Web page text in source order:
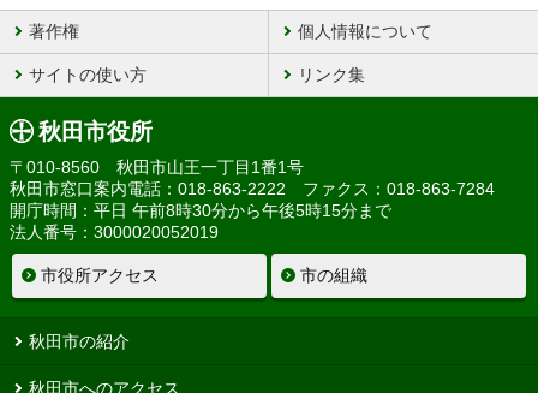
著作権 個人情報について
サイトの使い方 リンク集
秋田市役所
〒010-8560 秋田市山王一丁目1番1号
秋田市窓口案内電話：018-863-2222 ファクス：018-863-7284
開庁時間：平日 午前8時30分から午後5時15分まで
法人番号：3000020052019
市役所アクセス 市の組織
秋田市の紹介
秋田市へのアクセス